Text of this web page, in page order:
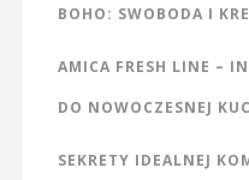
BOHO: SWOBODA I
AMICA FRESH LINE –
DO NOWOCZESNEJ
SEKRETY IDEALNEJ